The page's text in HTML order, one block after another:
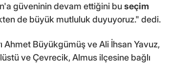
güveninin devam ettiğini buseçim
de büyük mutluluk duyuyoruz." dedi.
Ahmet Büyükgümüş ve Ali İhsan Yavuz,
ve Çevrecik, Almus ilçesine bağlı